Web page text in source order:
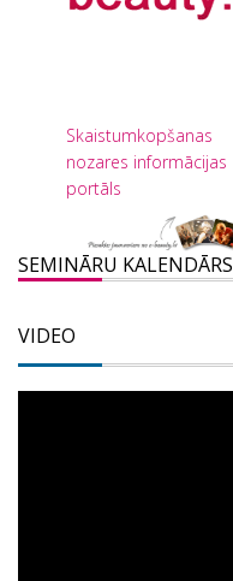
Skaistumkopšanas
nozares informācijas
portāls
SEMINĀRU KALENDĀRS
VIDEO